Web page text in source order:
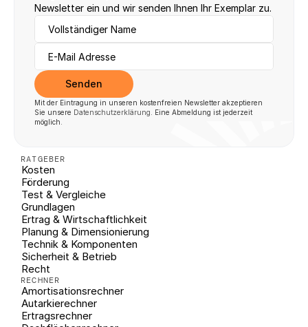
Newsletter ein und wir senden Ihnen Ihr Exemplar zu.
Senden
Mit der Eintragung in unseren kostenfreien Newsletter akzeptieren
Sie unsere Datenschutzerklärung . Eine Abmeldung ist jederzeit
möglich.
RATGEBER
Kosten
Förderung
Test & Vergleiche
Grundlagen
Ertrag & Wirtschaftlichkeit
Planung & Dimensionierung
Technik & Komponenten
Sicherheit & Betrieb
Recht
RECHNER
Amortisationsrechner
Autarkierechner
Ertragsrechner